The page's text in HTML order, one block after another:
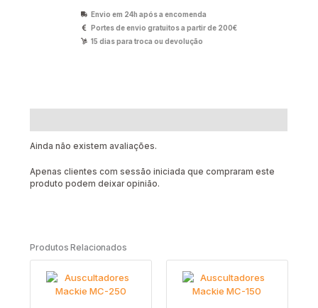
Envio em 24h após a encomenda
Portes de envio gratuitos a partir de 200€
15 dias para troca ou devolução
Ainda não existem avaliações.
Apenas clientes com sessão iniciada que compraram este
produto podem deixar opinião.
Produtos Relacionados